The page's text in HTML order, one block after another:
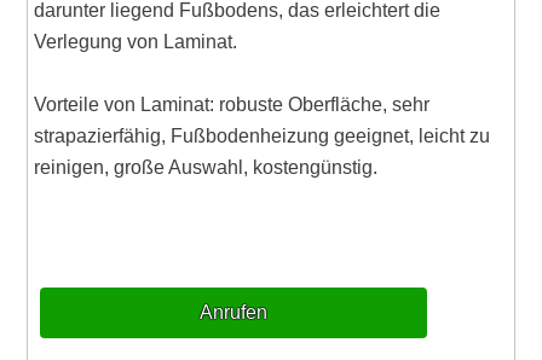
darunter liegend Fußbodens, das erleichtert die
Verlegung von Laminat.
Vorteile von Laminat: robuste Oberfläche, sehr
strapazierfähig, Fußbodenheizung geeignet, leicht zu
reinigen, große Auswahl, kostengünstig.
Anrufen